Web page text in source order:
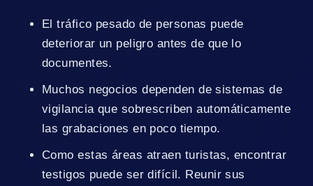
El tráfico pesado de personas puede
deteriorar un peligro antes de que lo
documentes.
Muchos negocios dependen de sistemas de
vigilancia que sobrescriben automáticamente
las grabaciones en poco tiempo.
Como estas áreas atraen turistas, encontrar
testigos puede ser difícil. Reunir sus